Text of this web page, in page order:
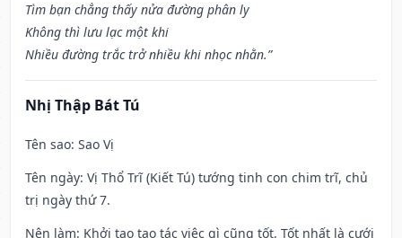
Tìm bạn chẳng thấy nửa đường phân ly
Không thì lưu lạc một khi
Nhiều đường trắc trở nhiều khi nhọc nhằn.”
Nhị Thập Bát Tú
Tên sao: Sao Vị
Tên ngày: Vị Thổ Trĩ (Kiết Tú) tướng tinh con chim trĩ, chủ
trị ngày thứ 7.
Nên làm: Khởi tạo tạo tác việc gì cũng tốt. Tốt nhất là cưới